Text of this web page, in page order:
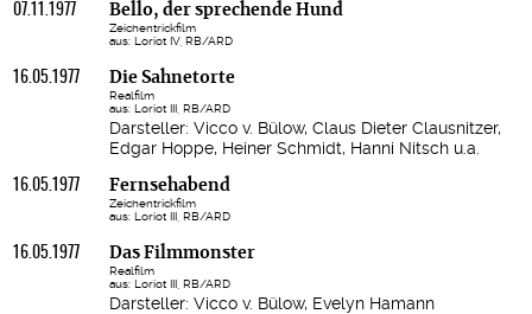
07.11.1977 Bello, der sprechende Hund
Zeichentrickfilm
aus: Loriot IV, RB/ARD
16.05.1977 Die Sahnetorte
Realfilm
aus: Loriot III, RB/ARD
Darsteller: Vicco v. Bülow, Claus Dieter Clausnitzer,
Edgar Hoppe, Heiner Schmidt, Hanni Nitsch u.a.
16.05.1977 Fernsehabend
Zeichentrickfilm
aus: Loriot III, RB/ARD
16.05.1977 Das Filmmonster
Realfilm
aus: Loriot III, RB/ARD
Darsteller: Vicco v. Bülow, Evelyn Hamann